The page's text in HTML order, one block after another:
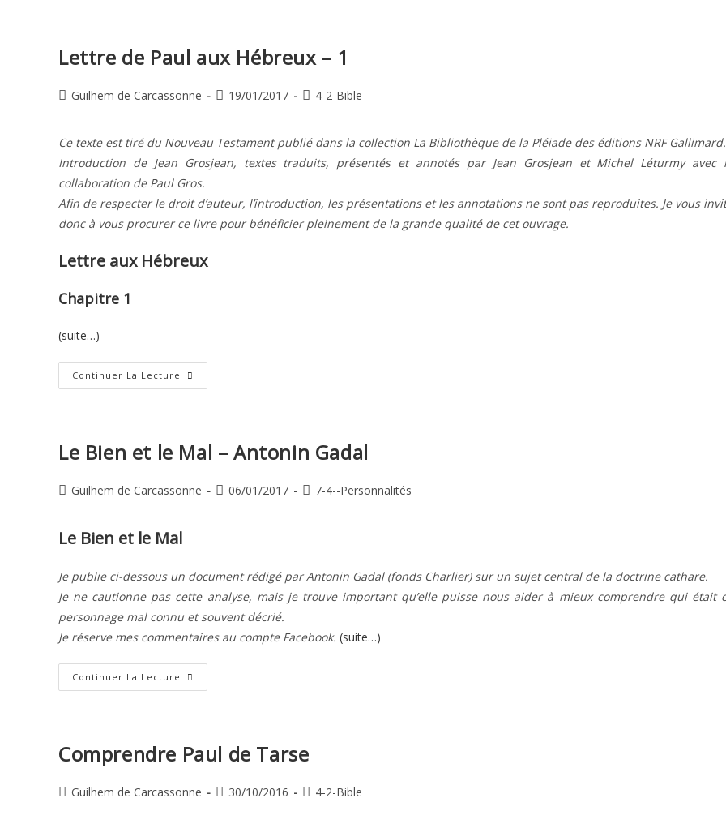
Lettre de Paul aux Hébreux – 1
Auteur/autrice
publication :
Guilhem de Carcassonne
Publication
19/01/2017
Post4-2-Bible
Ce texte est tiré du Nouveau Testament publié dans la collection La Bibliothèque de la Pléiade des éditions NRF Gallimard.
Introduction de Jean Grosjean, textes traduits, présentés et annotés par Jean Grosjean et Michel Léturmy avec
collaboration de Paul Gros.
Afin de respecter le droit d’auteur, l’introduction, les présentations et les annotations ne sont pas reproduites. Je vous
donc à vous procurer ce livre pour bénéficier pleinement de la grande qualité de cet ouvrage.
Lettre aux Hébreux
Chapitre 1
(suite…)
Continuer La Lecture Lettre
De
1
Le Bien et le Mal – Antonin Gadal
Auteur/autrice
publication :
Guilhem de Carcassonne
Publication
06/01/2017
Post7-4--Personnalités
Le Bien et le Mal
Je publie ci-dessous un document rédigé par Antonin Gadal (fonds Charlier) sur un sujet central de la doctrine cathare.
Je ne cautionne pas cette analyse, mais je trouve important qu’elle puisse nous aider à mieux comprendre qui était
personnage mal connu et souvent décrié.
Je réserve mes commentaires au compte Facebook. (suite…)
Continuer La Lecture Le
Bien
Antonin
Gadal
Comprendre Paul de Tarse
Auteur/autrice
Guilhem de Carcassonne
Publication
30/10/2016
Post4-2-Bible